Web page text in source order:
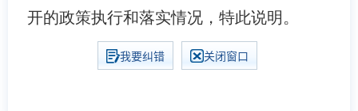
开的政策执行和落实情况，特此说明。
我要纠错 关闭窗口